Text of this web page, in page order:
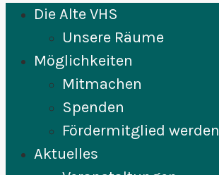
Die Alte VHS
Unsere Räume
Möglichkeiten
Mitmachen
Spenden
Fördermitglied werden
Aktuelles